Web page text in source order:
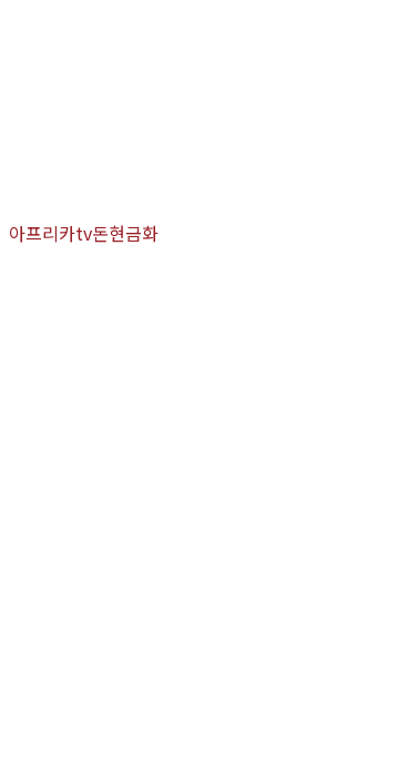
아프리카tv돈현금화